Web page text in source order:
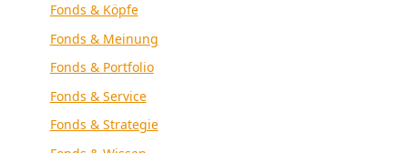
Fonds & Köpfe
Fonds & Meinung
Fonds & Portfolio
Fonds & Service
Fonds & Strategie